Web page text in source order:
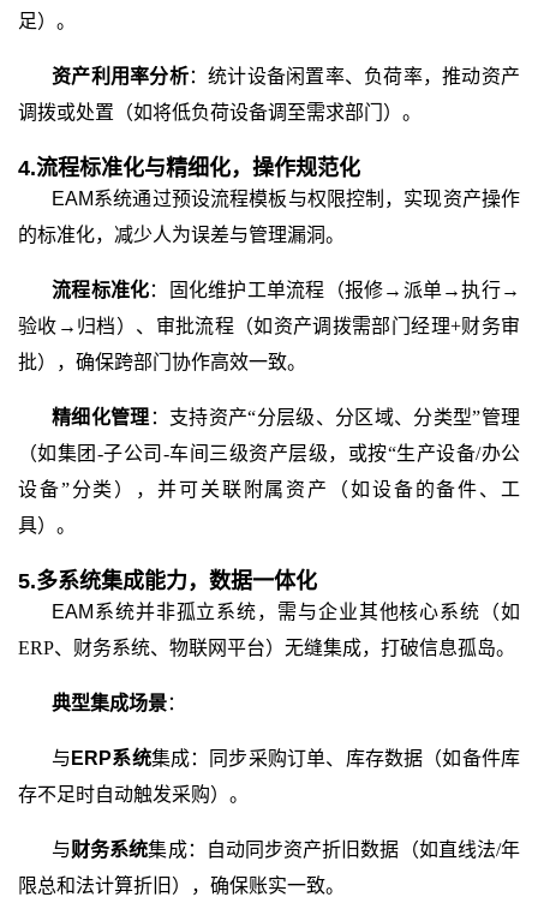
足）。
资产利用率分析：统计设备闲置率、负荷率，推动资产
调拨或处置（如将低负荷设备调至需求部门）。
4.流程标准化与精细化，操作规范化
EAM系统通过预设流程模板与权限控制，实现资产操作
的标准化，减少人为误差与管理漏洞。
流程标准化：固化维护工单流程（报修→派单→执行→
验收→归档）、审批流程（如资产调拨需部门经理+财务审
批），确保跨部门协作高效一致。
精细化管理 ：支持资产“分层级、分区域、分类型”管理
（如集团-子公司-车间三级资产层级，或按“生产设备/办公
设备”分类），并可关联附属资产（如设备的备件、工
具）。
5.多系统集成能力，数据一体化
EAM 系统并非孤立系统，需与企业其他核心系统（如
ERP、财务系统、物联网平台）无缝集成，打破信息孤岛。
典型集成场景：
与 ERP系统集成：同步采购订单、库存数据（如备件库
存不足时自动触发采购）。
与财务系统集成：自动同步资产折旧数据（如直线法/年
限总和法计算折旧），确保账实一致。